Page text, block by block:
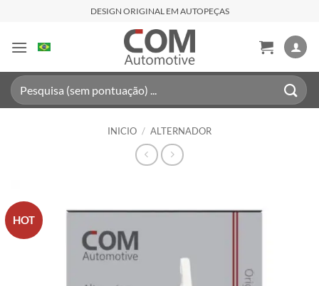
contenido
DESIGN ORIGINAL EM AUTOPEÇAS
Buscar
por:
INICIO / ALTERNADOR
HOT